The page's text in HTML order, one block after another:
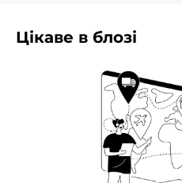
Цікаве в блозі